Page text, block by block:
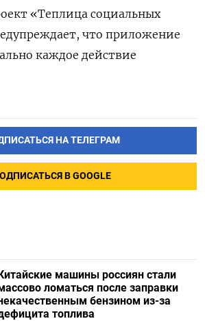
«Теплица социальных
что приложение
каждое действие
НА ТЕЛЕГРАМ
В GOOGLE
машины россиян стали
ломаться после заправки
бензином из-за
топлива